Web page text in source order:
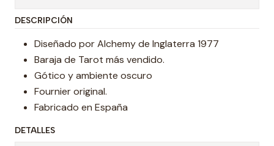
DESCRIPCIÓN
Diseñado por Alchemy de Inglaterra 1977
Baraja de Tarot más vendido.
Gótico y ambiente oscuro
Fournier original.
Fabricado en España
DETALLES